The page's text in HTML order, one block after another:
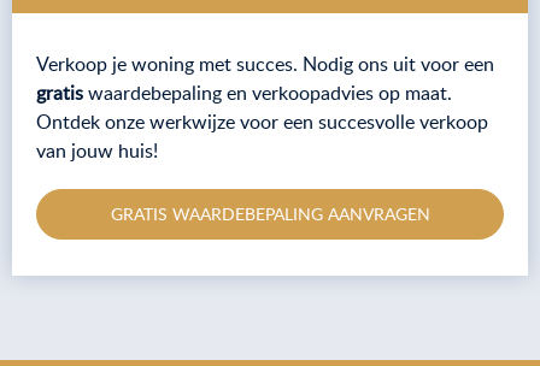
Verkoop je woning met succes. Nodig ons uit voor een
gratiswaardebepaling en verkoopadvies op maat.
Ontdek onze werkwijze voor een succesvolle verkoop
van jouw huis!
GRATIS WAARDEBEPALING AANVRAGEN